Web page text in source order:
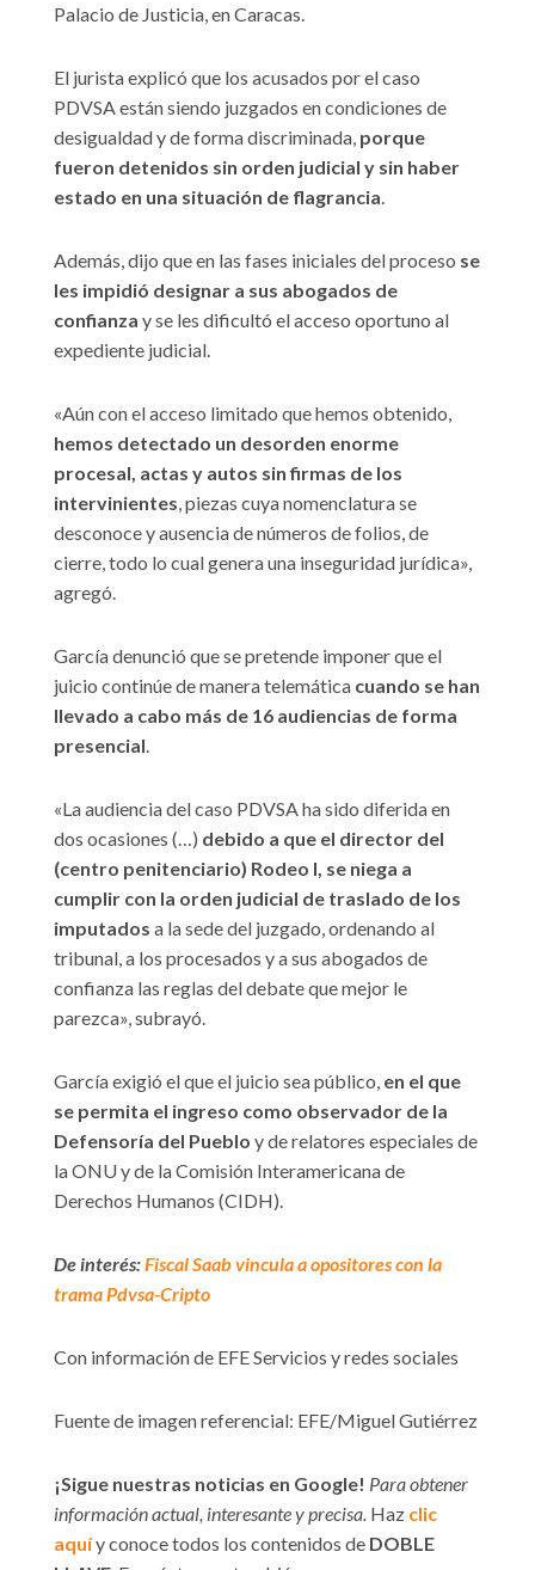
Palacio de Justicia, en Caracas.
El jurista explicó que los acusados por el caso
PDVSA están siendo juzgados en condiciones de
desigualdad y de forma discriminada, porque
fueron detenidos sin orden judicial y sin haber
estado en una situación de flagrancia.
Además, dijo que en las fases iniciales del proceso se
les impidió designar a sus abogados de
confianza y se les dificultó el acceso oportuno al
expediente judicial.
«Aún con el acceso limitado que hemos obtenido,
hemos detectado un desorden enorme
procesal, actas y autos sin firmas de los
intervinientes, piezas cuya nomenclatura se
desconoce y ausencia de números de folios, de
cierre, todo lo cual genera una inseguridad jurídica»,
agregó.
García denunció que se pretende imponer que el
juicio continúe de manera telemática cuando se han
llevado a cabo más de 16 audiencias de forma
presencial.
«La audiencia del caso PDVSA ha sido diferida en
dos ocasiones (…) debido a que el director del
(centro penitenciario) Rodeo I, se niega a
cumplir con la orden judicial de traslado de los
imputados a la sede del juzgado, ordenando al
tribunal, a los procesados y a sus abogados de
confianza las reglas del debate que mejor le
parezca», subrayó.
García exigió el que el juicio sea público, en el que
se permita el ingreso como observador de la
Defensoría del Pueblo y de relatores especiales de
la ONU y de la Comisión Interamericana de
Derechos Humanos (CIDH).
De interés:Fiscal Saab vincula a opositores con la
trama Pdvsa-Cripto
Con información de EFE Servicios y redes sociales
Fuente de imagen referencial: EFE/Miguel Gutiérrez
¡Sigue nuestras noticias en Google! Para obtener
información actual, interesante y precisa. Haz clic
aquíy conoce todos los contenidos de DOBLE